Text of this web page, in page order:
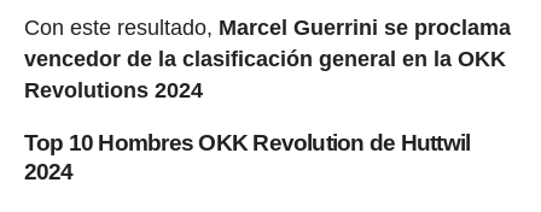
Con este resultado, Marcel Guerrini se proclama
vencedor de la clasificación general en la OKK
Revolutions 2024
Top 10 Hombres OKK Revolution de Huttwil
2024